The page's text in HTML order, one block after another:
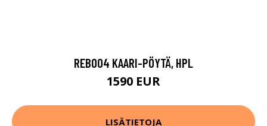
REB004 KAARI-PÖYTÄ, HPL
1590 EUR
LISÄTIETOJA